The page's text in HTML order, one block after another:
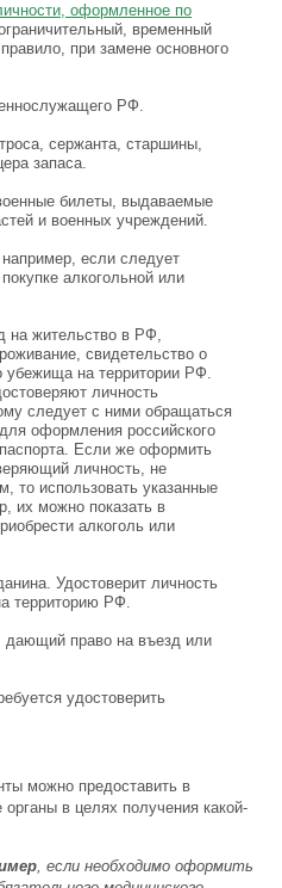
оформленное по
временный
при замене основного
РФ.
сержанта, старшины,
запаса.
билеты, выдаваемые
и военных учреждений.
если следует
алкогольной или
на жительство в РФ,
свидетельство о
убежища на территории РФ.
личность
следует с ними обращаться
оформления российского
Если же оформить
личность, не
то использовать указанные
их можно показать в
алкоголь или
Удостоверит личность
территорию РФ.
дающий право на въезд или
удостоверить
можно предоставить в
в целях получения какой-
, если необходимо оформить